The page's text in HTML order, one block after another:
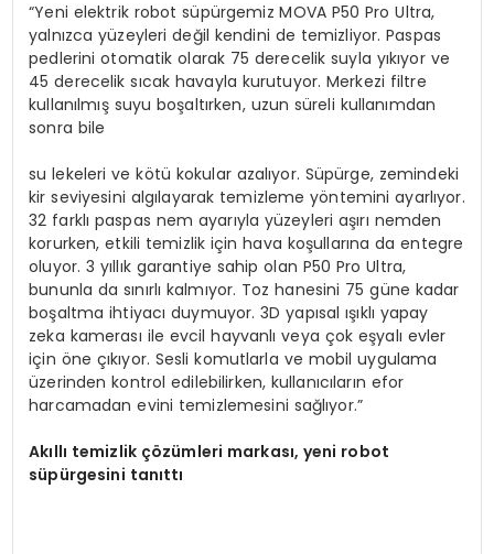
“Yeni elektrik robot süpürgemiz MOVA P50 Pro Ultra,
yalnızca yüzeyleri değil kendini de temizliyor. Paspas
pedlerini otomatik olarak 75 derecelik suyla yıkıyor ve
45 derecelik sıcak havayla kurutuyor. Merkezi filtre
kullanılmış suyu boşaltırken, uzun süreli kullanımdan
sonra bile
su lekeleri ve kötü kokular azalıyor. Süpürge, zemindeki
kir seviyesini algılayarak temizleme yöntemini ayarlıyor.
32 farklı paspas nem ayarıyla yüzeyleri aşırı nemden
korurken, etkili temizlik için hava koşullarına da entegre
oluyor. 3 yıllık garantiye sahip olan P50 Pro Ultra,
bununla da sınırlı kalmıyor. Toz hanesini 75 güne kadar
boşaltma ihtiyacı duymuyor. 3D yapısal ışıklı yapay
zeka kamerası ile evcil hayvanlı veya çok eşyalı evler
için öne çıkıyor. Sesli komutlarla ve mobil uygulama
üzerinden kontrol edilebilirken, kullanıcıların efor
harcamadan evini temizlemesini sağlıyor.”
Akıllı temizlik çözümleri markası, yeni robot
süpürgesini tanıttı